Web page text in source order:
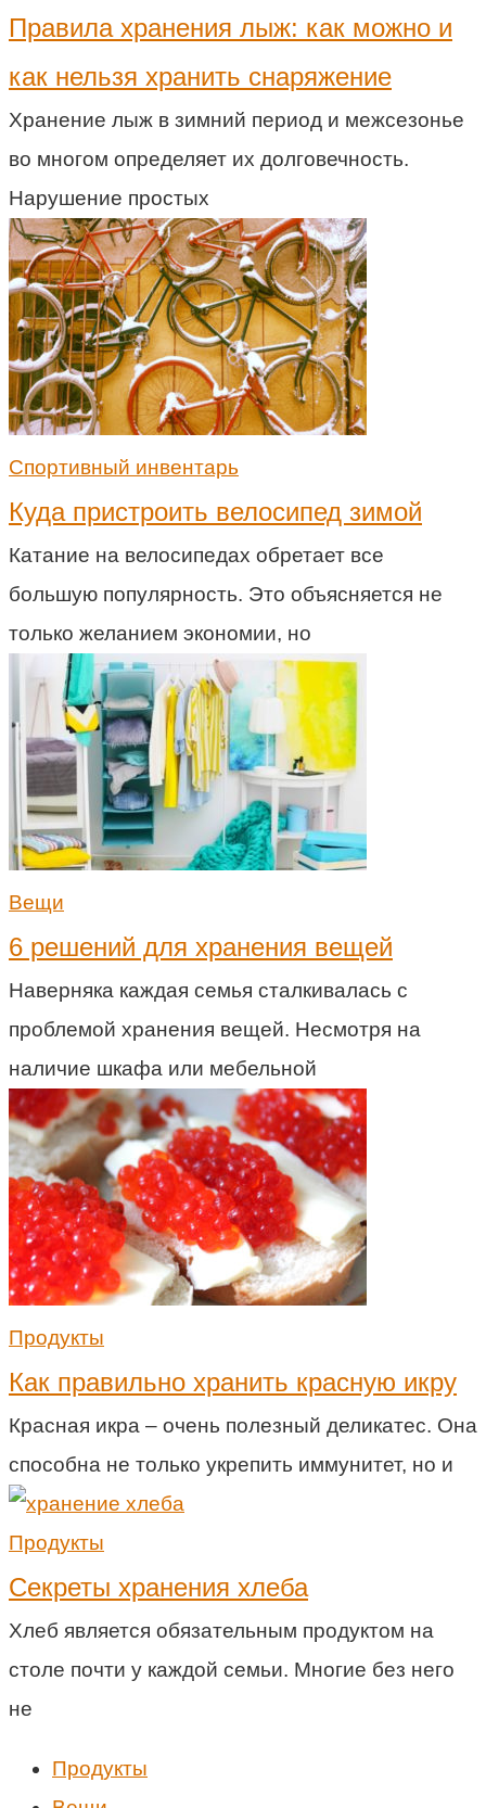
Правила хранения лыж: как можно и
как нельзя хранить снаряжение
Хранение лыж в зимний период и межсезонье
во многом определяет их долговечность.
Нарушение простых
Спортивный инвентарь
Куда пристроить велосипед зимой
Катание на велосипедах обретает все
большую популярность. Это объясняется не
только желанием экономии, но
Вещи
6 решений для хранения вещей
Наверняка каждая семья сталкивалась с
проблемой хранения вещей. Несмотря на
наличие шкафа или мебельной
Продукты
Как правильно хранить красную икру
Красная икра – очень полезный деликатес. Она
способна не только укрепить иммунитет, но и
Продукты
Секреты хранения хлеба
Хлеб является обязательным продуктом на
столе почти у каждой семьи. Многие без него
не
Продукты